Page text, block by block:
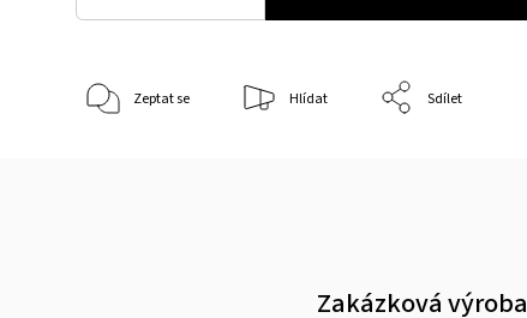
Zeptat se Hlídat Sdílet
Zakázková výroba